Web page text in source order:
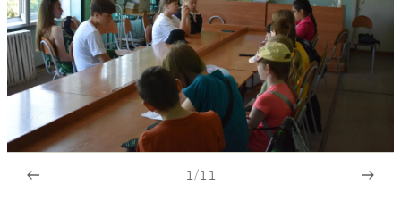
1/11